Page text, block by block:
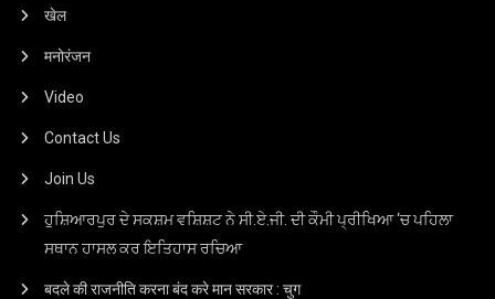
खेल
मनोरंजन
Video
Contact Us
Join Us
ਹੁਸ਼ਿਆਰਪੁਰ ਦੇ ਸਕਸ਼ਮ ਵਸ਼ਿਸ਼ਟ ਨੇ ਸੀ.ਏ.ਜੀ. ਦੀ ਕੌਮੀ ਪ੍ਰੀਖਿਆ ‘ਚ ਪਹਿਲਾ
ਸਥਾਨ ਹਾਸਲ ਕਰ ਇਤਿਹਾਸ ਰਚਿਆ
बदले की राजनीति करना बंद करे मान सरकार : चुग